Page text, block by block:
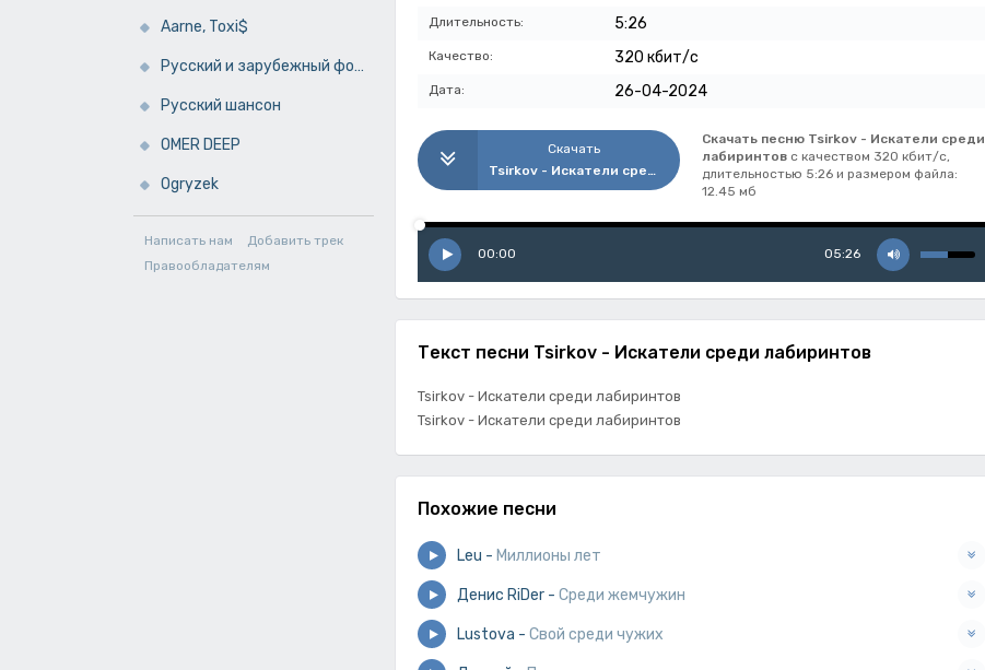
Aarne, Toxi$
Русский и зарубежный фонк
Русский шансон
OMER DEEP
Ogryzek
Написать нам
Добавить трек
Правообладателям
Длительность: 5:26
Качество: 320 кбит/с
Дата: 26-04-2024
Скачать
Tsirkov - Искатели среди лабиринтов
Скачать песню Tsirkov - Искатели среди
лабиринтов с качеством 320 кбит/с,
длительностью 5:26 и размером файла:
12.45 мб
00:00 05:26
Текст песни Tsirkov - Искатели среди лабиринтов
Tsirkov - Искатели среди лабиринтов
Tsirkov - Искатели среди лабиринтов
Похожие песни
Leu - Миллионы лет
Денис RiDer - Среди жемчужин
Lustova - Свой среди чужих